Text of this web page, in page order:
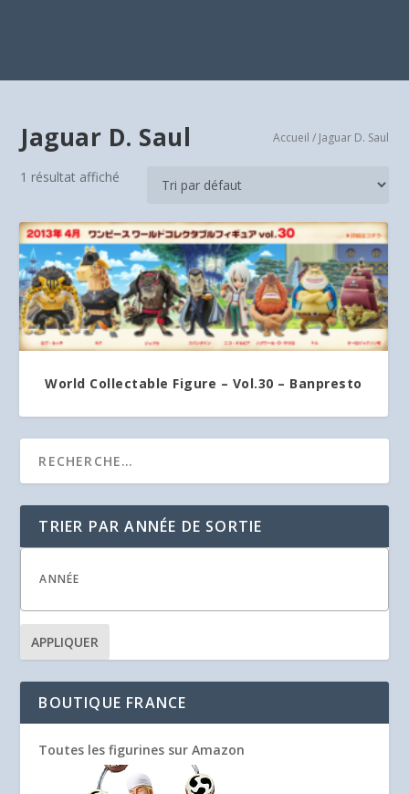
Jaguar D. Saul Accueil / Jaguar D. Saul
1 résultat affiché
World Collectable Figure – Vol.30 – Banpresto
TRIER PAR ANNÉE DE SORTIE
APPLIQUER
BOUTIQUE FRANCE
Toutes les figurines sur Amazon